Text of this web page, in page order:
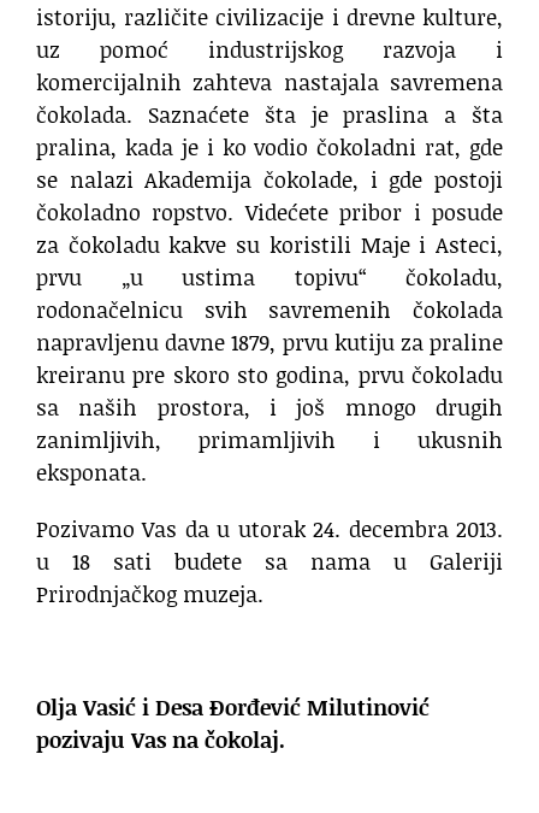
istoriju, različite civilizacije i drevne kulture,
uz pomoć industrijskog razvoja i
komercijalnih zahteva nastajala savremena
čokolada. Saznaćete šta je praslina a šta
pralina, kada je i ko vodio čokoladni rat, gde
se nalazi Akademija čokolade, i gde postoji
čokoladno ropstvo. Videćete pribor i posude
za čokoladu kakve su koristili Maje i Asteci,
prvu „u ustima topivu“ čokoladu,
rodonačelnicu svih savremenih čokolada
napravljenu davne 1879, prvu kutiju za praline
kreiranu pre skoro sto godina, prvu čokoladu
sa naših prostora, i još mnogo drugih
zanimljivih, primamljivih i ukusnih
eksponata.
Pozivamo Vas da u utorak 24. decembra 2013.
u 18 sati budete sa nama u Galeriji
Prirodnjačkog muzeja.
Olja Vasić i Desa Đorđević Milutinović
pozivaju Vas na čokolaj.